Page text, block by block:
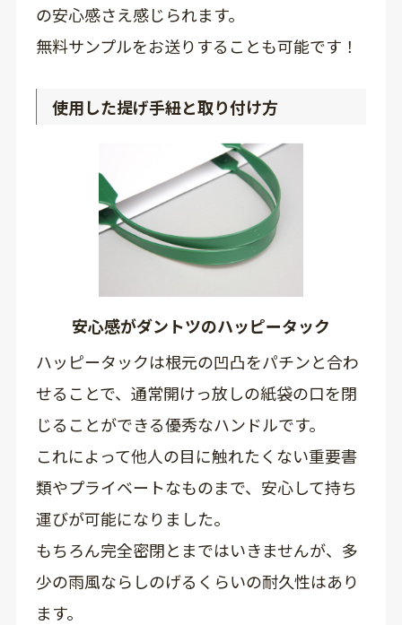
の安心感さえ感じられます。
無料サンプルをお送りすることも可能です！
使用した提げ手紐と取り付け方
安心感がダントツのハッピータック
ハッピータックは根元の凹凸をパチンと合わ
せることで、通常開けっ放しの紙袋の口を閉
じることができる優秀なハンドルです。
これによって他人の目に触れたくない重要書
類やプライベートなものまで、安心して持ち
運びが可能になりました。
もちろん完全密閉とまではいきませんが、多
少の雨風ならしのげるくらいの耐久性はあり
ます。